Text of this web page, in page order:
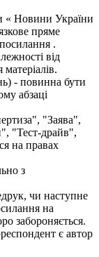
« Новини України
пряме
.
від
- повинна бути
абзаці
"Заява",
"Тест-драйв",
на правах
з
чи наступне
на
забороняється.
є автор